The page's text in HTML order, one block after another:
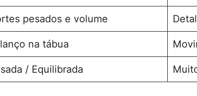
pesados e volume
na tábua
/ Equilibrada